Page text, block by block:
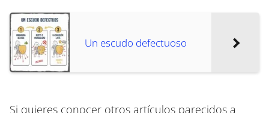
Un escudo defectuoso
Si quieres conocer otros artículos parecidos a